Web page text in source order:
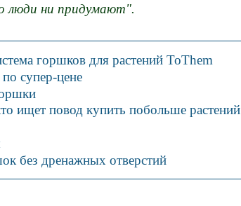
люди ни придумают".
горшков для растений ToThem
супер-цене
ищет повод купить побольше растений
без дренажных отверстий